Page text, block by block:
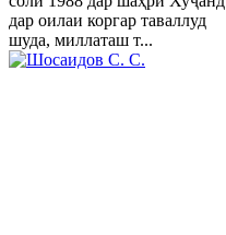
дар оилаи коргар таваллуд
шуда, миллаташ т...